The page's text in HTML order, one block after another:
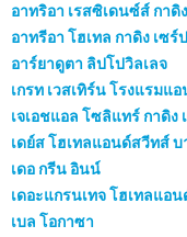
อาทริอา เรสซิเดนซ์ส์ กาดิ
อาทรีอา โฮเทล กาดิง เซร์
อาร์ยาดูตา ลิปโปวิลเลจ
เกรท เวสเทิร์น โรงแรมแ
เจเอชแอล โซลิแทร์ กาดิง
เดย์ส โฮเทลแอนด์สวีทส์
เดอ กรีน อินน์
เดอะแกรนเทจ โฮเทลแอ
เบล โอกาซา